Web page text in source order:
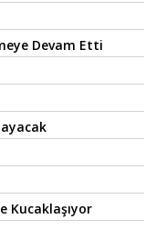
Devam Etti
Kucaklaşıyor